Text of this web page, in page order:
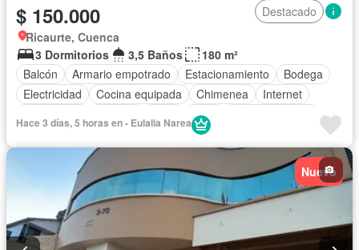
$ 150.000
Destacado
Ricaurte, Cuenca
3 Dormitorios
3,5 Baños
180 m²
Balcón
Armario empotrado Estacionamiento
Bodega
Electricidad
Cocina equipada Chimenea
Internet
Patio
Garita de guardianía
Parcialmente amoblado
Hace 3 días, 5 horas en - Eulalia Narea
Nuevo